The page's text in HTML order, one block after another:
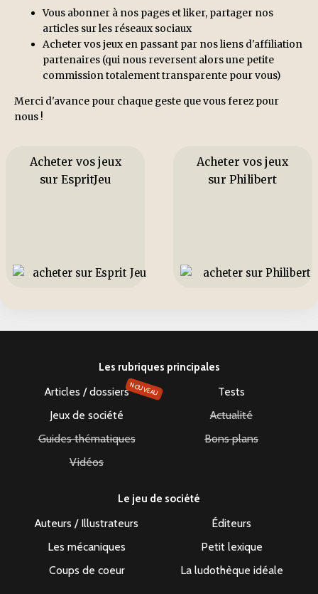
Vous abonner à nos pages et liker, partager nos
articles sur les réseaux sociaux
Acheter vos jeux en passant par nos liens d'affiliation
partenaires (qui nous reversent alors une petite
commission totalement transparente pour vous)
Merci d'avance pour chaque geste que vous ferez pour
nous !
Acheter vos jeux
sur EspritJeu
Acheter vos jeux
sur Philibert
Les rubriques principales
Articles / dossiersNOUVEAU
Tests
Jeux de société
Actualité
Guides thématiques
Bons plans
Vidéos
Le jeu de société
Auteurs / Illustrateurs
Éditeurs
Les mécaniques
Petit lexique
Coups de coeur
La ludothèque idéale